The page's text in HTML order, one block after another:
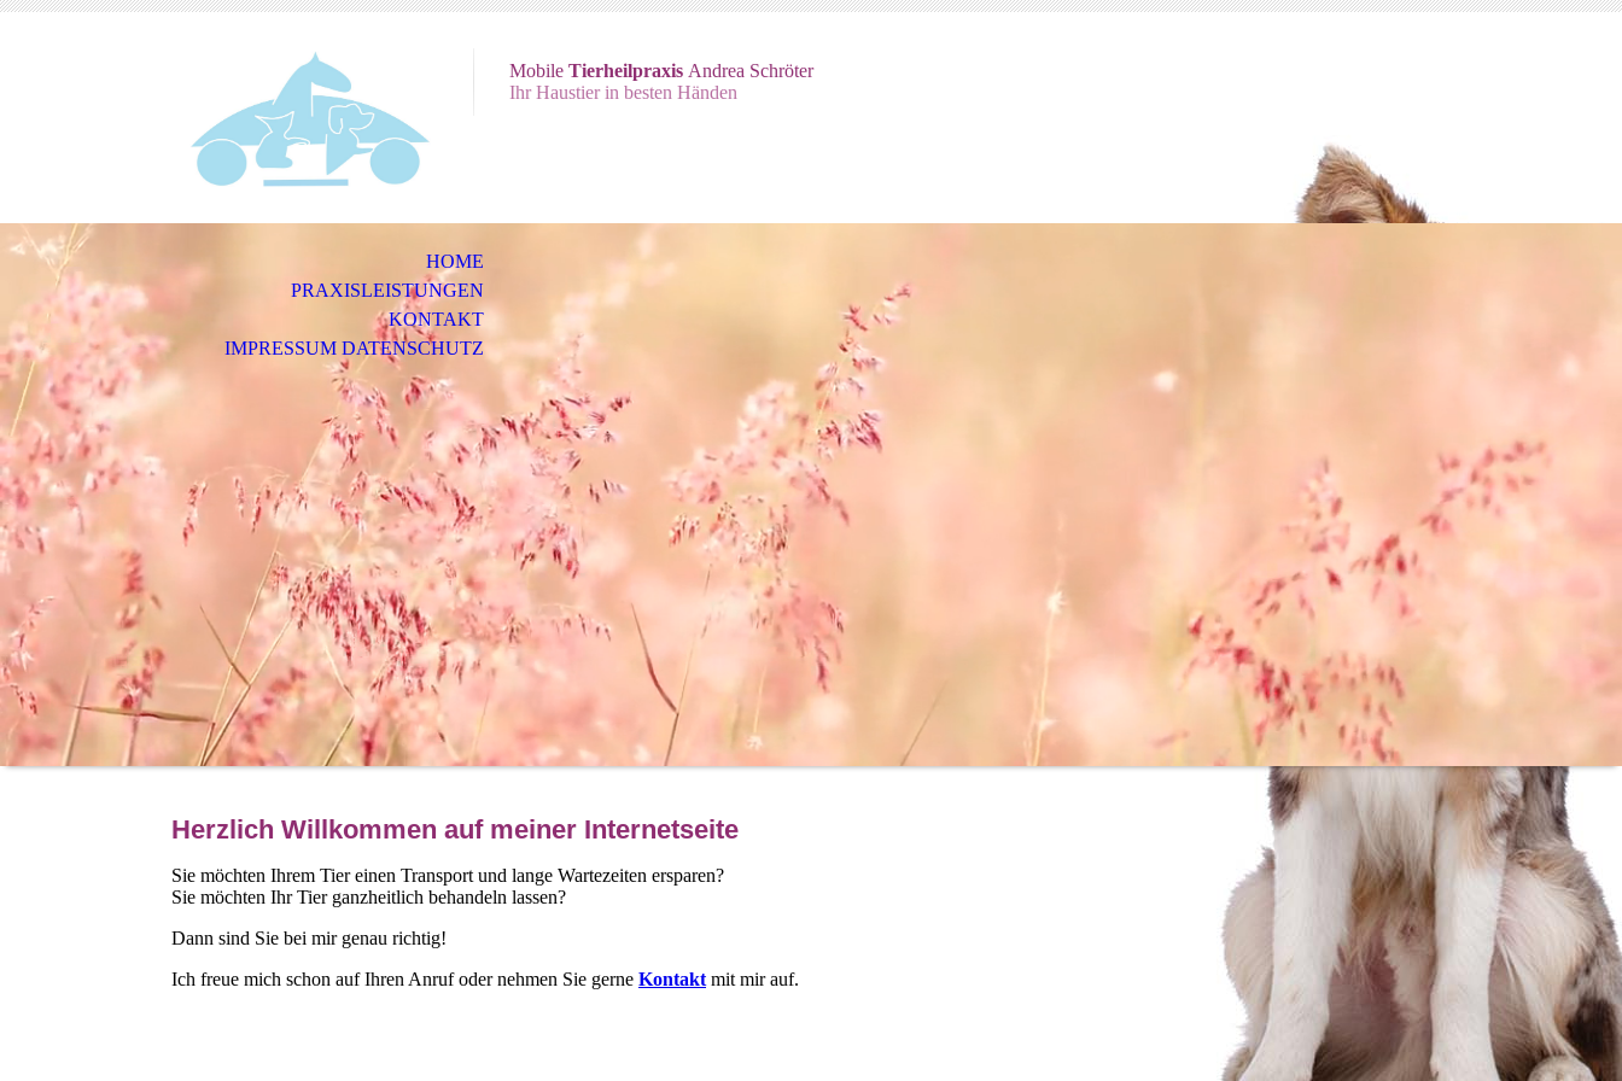
Mobile Tierheilpraxis Andrea Schröter
Ihr Haustier in besten Händen
HOME
PRAXISLEISTUNGEN
KONTAKT
IMPRESSUM DATENSCHUTZ
Herzlich Willkommen auf meiner Internetseite
Sie möchten Ihrem Tier einen Transport und lange Wartezeiten ersparen?
Sie möchten Ihr Tier ganzheitlich behandeln lassen?
Dann sind Sie bei mir genau richtig!
Ich freue mich schon auf Ihren Anruf oder nehmen Sie gerne Kontakt mit mir auf.